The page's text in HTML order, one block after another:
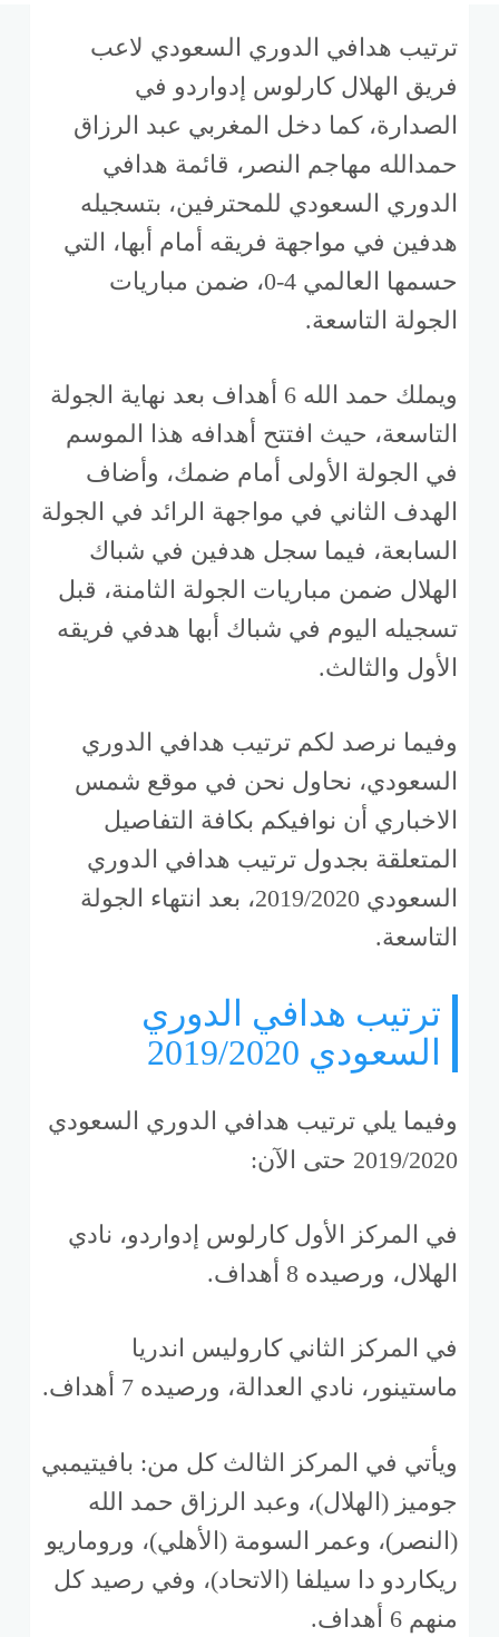
ترتيب هدافي الدوري السعودي لاعب
فريق الهلال كارلوس إدواردو في
الصدارة، كما دخل المغربي عبد الرزاق
حمدالله مهاجم النصر، قائمة هدافي
الدوري السعودي للمحترفين، بتسجيله
هدفين في مواجهة فريقه أمام أبها، التي
حسمها العالمي 4-0، ضمن مباريات
الجولة التاسعة.
ويملك حمد الله 6 أهداف بعد نهاية الجولة
التاسعة، حيث افتتح أهدافه هذا الموسم
في الجولة الأولى أمام ضمك، وأضاف
الهدف الثاني في مواجهة الرائد في الجولة
السابعة، فيما سجل هدفين في شباك
الهلال ضمن مباريات الجولة الثامنة، قبل
تسجيله اليوم في شباك أبها هدفي فريقه
الأول والثالث.
وفيما نرصد لكم ترتيب هدافي الدوري
السعودي، نحاول نحن في موقع شمس
الاخباري أن نوافيكم بكافة التفاصيل
المتعلقة بجدول ترتيب هدافي الدوري
السعودي 2019/2020، بعد انتهاء الجولة
التاسعة.
ترتيب هدافي الدوري
السعودي 2019/2020
وفيما يلي ترتيب هدافي الدوري السعودي
2019/2020 حتى الآن:
في المركز الأول كارلوس إدواردو، نادي
الهلال، ورصيده 8 أهداف.
في المركز الثاني كاروليس اندريا
ماستينور، نادي العدالة، ورصيده 7 أهداف.
ويأتي في المركز الثالث كل من: بافيتيمبي
جوميز (الهلال)، وعبد الرزاق حمد الله
(النصر)، وعمر السومة (الأهلي)، وروماريو
ريكاردو دا سيلفا (الاتحاد)، وفي رصيد كل
منهم 6 أهداف.